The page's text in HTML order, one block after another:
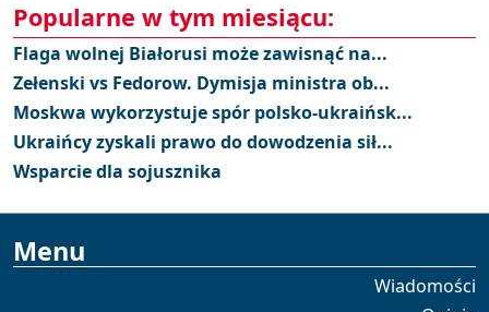
Popularne w tym miesiącu:
Flaga wolnej Białorusi może zawisnąć na...
Zełenski vs Fedorow. Dymisja ministra ob...
Moskwa wykorzystuje spór polsko-ukraińsk...
Ukraińcy zyskali prawo do dowodzenia sił...
Wsparcie dla sojusznika
Menu
Wiadomości